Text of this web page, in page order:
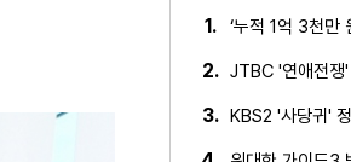
켓몬 카드 수집 X 음악 제작자 변신!
1. ‘누적 1억 3천만 원 돌파’
2. JTBC '연애전쟁' 보수 남친
3. KBS2 '사당귀' 정지선, 사내 커